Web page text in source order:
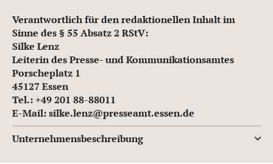
Verantwortlich für den redaktionellen Inhalt im
Sinne des § 55 Absatz 2 RStV:
Silke Lenz
Leiterin des Presse- und Kommunikationsamtes
Porscheplatz 1
45127 Essen
Tel.: +49 201 88-88011
E-Mail: silke.lenz@presseamt.essen.de
Unternehmensbeschreibung